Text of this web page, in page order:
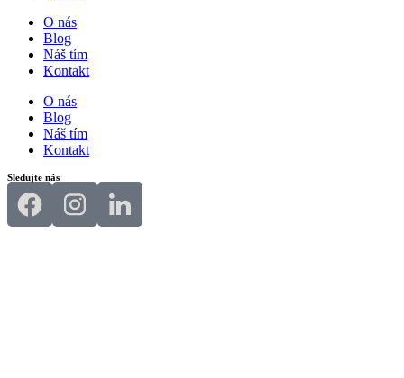
O nás
Blog
Náš tím
Kontakt
O nás
Blog
Náš tím
Kontakt
Sledujte nás